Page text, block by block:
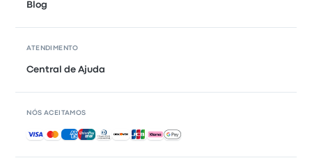
Blog
ATENDIMENTO
Central de Ajuda
NÓS ACEITAMOS
Pagamentos aceitos